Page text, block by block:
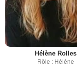
Hélène Rolles
Rôle : Hélène